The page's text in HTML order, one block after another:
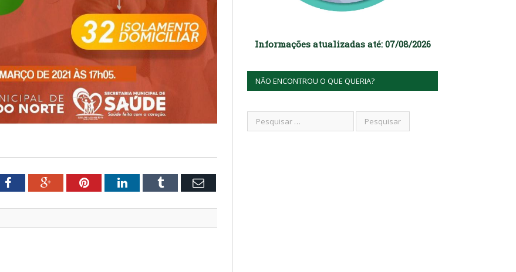
FacebookGoogle+PinterestLinkedInTumblr Email
Informações atualizadas até: 07/08/2026
NÃO ENCONTROU O QUE QUERIA?